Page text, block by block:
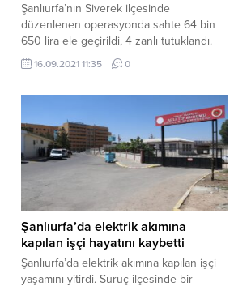
Şanlıurfa’nın Siverek ilçesinde
düzenlenen operasyonda sahte 64 bin
650 lira ele geçirildi, 4 zanlı tutuklandı.
Alınan bilgiye göre, Şanlıurfa Kaçakçılık
ve Organize Suçlarla Mücadele Şube
internet üzerinden yapılan alışverişlerde
sahte para kullandığı bilgisi üzerine
çalışma başlattı. “Parada sahtecilik
suçunun önlenmesi” kapsamında takibe
alınan şüphelilerin aracı Siverek-
Şanlıurfa kara yolunda durduruldu....
16.09.2021 11:35 0
Şanlıurfa’da elektrik akımına
kapılan işçi hayatını kaybetti
Şanlıurfa’da elektrik akımına kapılan işçi
yaşamını yitirdi. Suruç ilçesinde bir